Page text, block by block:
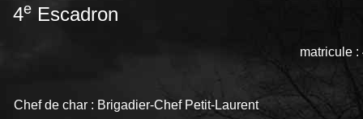
4e Escadron
matricule :
Chef de char : Brigadier-Chef Petit-Laurent